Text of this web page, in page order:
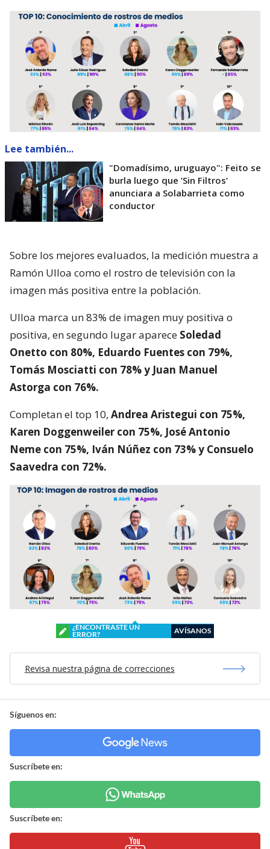
Lee también...
"Domadísimo, uruguayo": Feito se
burla luego que ’Sin Filtros’
anunciara a Solabarrieta como
conductor
Sobre los mejores evaluados, la medición muestra a
Ramón Ulloa como el rostro de televisión con la
imagen más positiva entre la población.
Ulloa marca un 83% de imagen muy positiva o
positiva, en segundo lugar aparece Soledad
Onetto con 80%, Eduardo Fuentes con 79%,
Tomás Mosciatti con 78% y Juan Manuel
Astorga con 76%.
Completan el top 10, Andrea Aristegui con 75%,
Karen Doggenweiler con 75%, José Antonio
Neme con 75%, Iván Núñez con 73% y Consuelo
Saavedra con 72%.
¿ENCONTRASTE UN
ERROR?
AVÍSANOS
Revisa nuestra página de correcciones
Síguenos en:
Suscríbete en:
Suscríbete en: